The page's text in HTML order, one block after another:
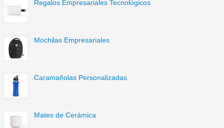
Regalos Empresariales Tecnológicos
Mochilas Empresariales
Caramañolas Personalizadas
Mates de Cerámica